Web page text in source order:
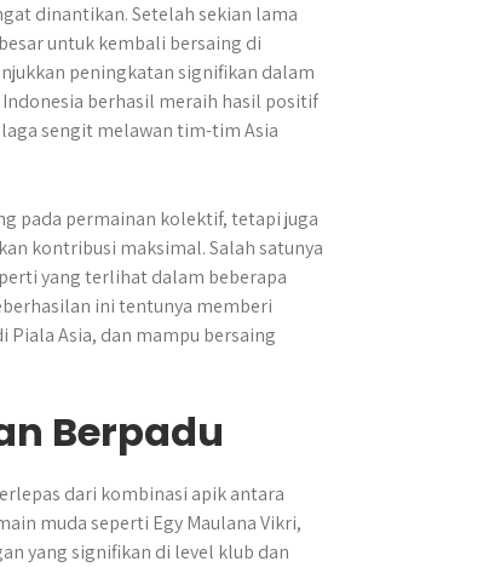
dinantikan. Setelah sekian lama
untuk kembali bersaing di
peningkatan signifikan dalam
berhasil meraih hasil positif
sengit melawan tim-tim Asia
pada permainan kolektif, tetapi juga
kontribusi maksimal. Salah satunya
yang terlihat dalam beberapa
ini tentunya memberi
Asia, dan mampu bersaing
Berpadu
dari kombinasi apik antara
muda seperti Egy Maulana Vikri,
yang signifikan di level klub dan